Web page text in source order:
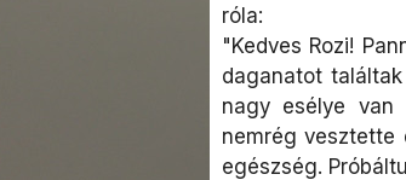
róla:
"Kedves Rozi!
daganatot
nagy esélye van
nemrég vesztette
egészség.